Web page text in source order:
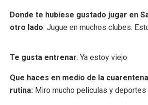
Donde te hubiese gustado jugar en
otro lado: Jugue en muchos clubes.
Te gusta entrenar: Ya estoy viejo
Que haces en medio de la
rutina: Miro mucho peliculas y deportes